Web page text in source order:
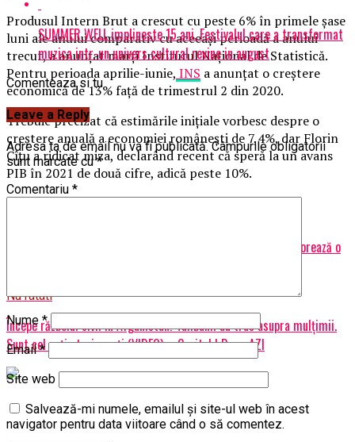
Produsul Intern Brut a crescut cu peste 6% în primele șase
luni ale anului comparativ cu aceeași perioadă a anului
trecut, a anunțat marți Institutul Național de Statistică.
Pentru perioada aprilie-iunie, INS a anunțat o creștere
economică de 13% față de trimestrul 2 din 2020.
Trebuie precizat că estimările inițiale vorbesc despre o
creștere anuală a economiei românești de 7,4%, dar Florin
Cîțu a ridicat miza, declarând recent că speră la un avans
PIB în 2021 de două cifre, adică peste 10%.
Articole pe aceiasi tema:prima
Comoara uriașă ce se găsește în subsolul Afganistanului! Valorează o
Nu ratati
Începe războiul civil în Afganistan! Talibanii au tras asupra mulţimii.
Sunt cel puţin trei morţi (VIDEO) – Capital | BuzauAZI
SUMMER WELL implineste 15 ani. Festivalul care a transformat
muzica intr-un univers cultural revine in august
Comenteaza si tu
Leave a Reply
Adresa ta de email nu va fi publicată. Câmpurile obligatorii
sunt marcate cu*
Comentariu *
Nume*
Email*
Site web
Salvează-mi numele, emailul și site-ul web în acest
navigator pentru data viitoare când o să comentez.